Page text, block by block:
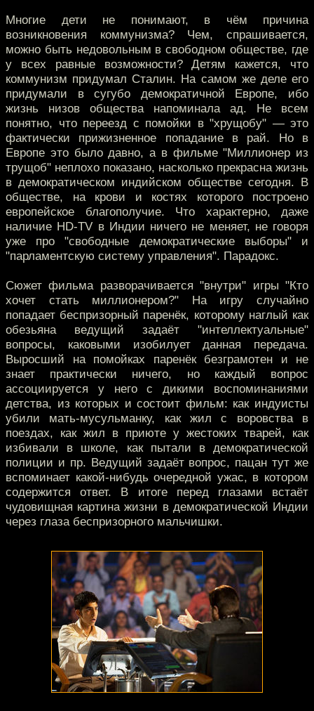
Многие дети не понимают, в чём причина
возникновения коммунизма? Чем, спрашивается,
можно быть недовольным в свободном обществе, где
у всех равные возможности? Детям кажется, что
коммунизм придумал Сталин. На самом же деле его
придумали в сугубо демократичной Европе, ибо
жизнь низов общества напоминала ад. Не всем
понятно, что переезд с помойки в "хрущобу" — это
фактически прижизненное попадание в рай. Но в
Европе это было давно, а в фильме "Миллионер из
трущоб" неплохо показано, насколько прекрасна жизнь
в демократическом индийском обществе сегодня. В
обществе, на крови и костях которого построено
европейское благополучие. Что характерно, даже
наличие HD-TV в Индии ничего не меняет, не говоря
уже про "свободные демократические выборы" и
"парламентскую систему управления". Парадокс.
Сюжет фильма разворачивается "внутри" игры "Кто
хочет стать миллионером?" На игру случайно
попадает беспризорный паренёк, которому наглый как
обезьяна ведущий задаёт "интеллектуальные"
вопросы, каковыми изобилует данная передача.
Выросший на помойках паренёк безграмотен и не
знает практически ничего, но каждый вопрос
ассоциируется у него с дикими воспоминаниями
детства, из которых и состоит фильм: как индуисты
убили мать-мусульманку, как жил с воровства в
поездах, как жил в приюте у жестоких тварей, как
избивали в школе, как пытали в демократической
полиции и пр. Ведущий задаёт вопрос, пацан тут же
вспоминает какой-нибудь очередной ужас, в котором
содержится ответ. В итоге перед глазами встаёт
чудовищная картина жизни в демократической Индии
через глаза беспризорного мальчишки.